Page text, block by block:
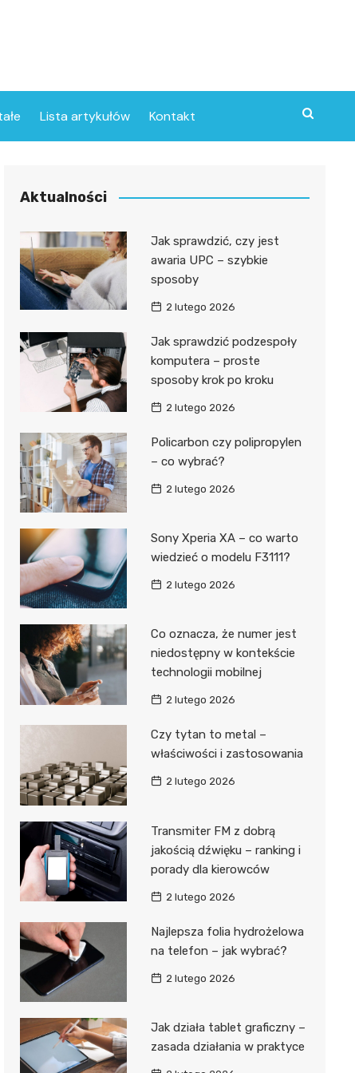
Lista artykułów Kontakt
Aktualności
Jak sprawdzić, czy jest
awaria UPC – szybkie
sposoby
2 lutego 2026
Jak sprawdzić podzespoły
komputera – proste
sposoby krok po kroku
2 lutego 2026
Policarbon czy polipropylen
– co wybrać?
2 lutego 2026
Sony Xperia XA – co warto
wiedzieć o modelu F3111?
2 lutego 2026
Co oznacza, że numer jest
niedostępny w kontekście
technologii mobilnej
2 lutego 2026
Czy tytan to metal –
właściwości i zastosowania
2 lutego 2026
Transmiter FM z dobrą
jakością dźwięku – ranking i
porady dla kierowców
2 lutego 2026
Najlepsza folia hydrożelowa
na telefon – jak wybrać?
2 lutego 2026
Jak działa tablet graficzny –
zasada działania w praktyce